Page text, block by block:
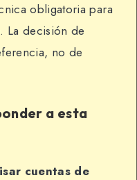
obligatoria para
La decisión de
no de
a esta
cuentas de